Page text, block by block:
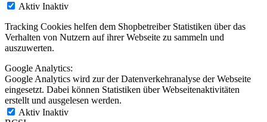
Aktiv Inaktiv
Tracking Cookies helfen dem Shopbetreiber Statistiken über das
Verhalten von Nutzern auf ihrer Webseite zu sammeln und
auszuwerten.
Google Analytics:
Google Analytics wird zur der Datenverkehranalyse der Webseite
eingesetzt. Dabei können Statistiken über Webseitenaktivitäten
erstellt und ausgelesen werden.
Aktiv Inaktiv